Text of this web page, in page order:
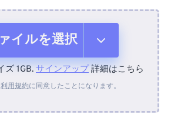
イルを選択
デバイスから
ズ 1GB. サインアップ詳細はこちら
利用規約に同意したことになります。